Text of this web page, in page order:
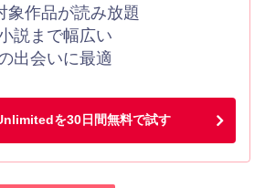
作品が読み放題
説まで幅広い
出会いに最適
を30日間無料で試す